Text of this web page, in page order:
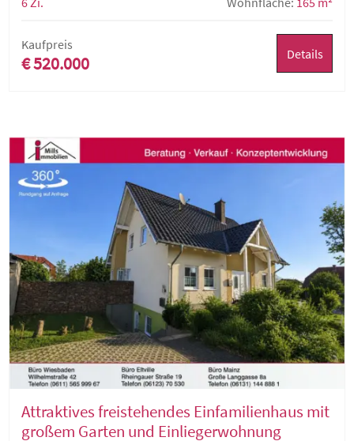
Kaufpreis
€ 520.000 Details
Attraktives freistehendes Einfamilienhaus mit
großem Garten und Einliegerwohnung